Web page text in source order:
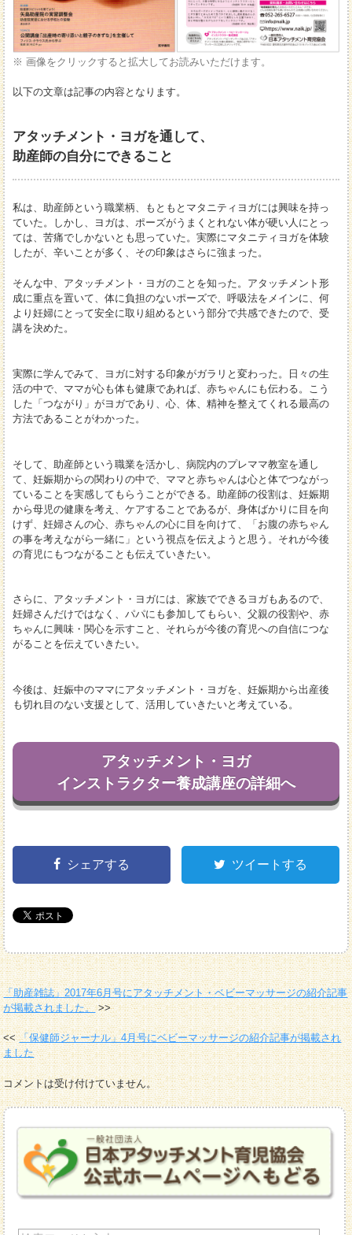
※ 画像をクリックすると拡大してお読みいただけます。
以下の文章は記事の内容となります。
アタッチメント・ヨガを通して、
助産師の自分にできること
私は、助産師という職業柄、もともとマタニティヨガには興味を持っ
ていた。しかし、ヨガは、ポーズがうまくとれない体が硬い人にとっ
ては、苦痛でしかないとも思っていた。実際にマタニティヨガを体験
したが、辛いことが多く、その印象はさらに強まった。
そんな中、アタッチメント・ヨガのことを知った。アタッチメント形
成に重点を置いて、体に負担のないポーズで、呼吸法をメインに、何
より妊婦にとって安全に取り組めるという部分で共感できたので、受
講を決めた。
実際に学んでみて、ヨガに対する印象がガラリと変わった。日々の生
活の中で、ママが心も体も健康であれば、赤ちゃんにも伝わる。こう
した「つながり」がヨガであり、心、体、精神を整えてくれる最高の
方法であることがわかった。
そして、助産師という職業を活かし、病院内のプレママ教室を通し
て、妊娠期からの関わりの中で、ママと赤ちゃんは心と体でつながっ
ていることを実感してもらうことができる。助産師の役割は、妊娠期
から母児の健康を考え、ケアすることであるが、身体ばかりに目を向
けず、妊婦さんの心、赤ちゃんの心に目を向けて、「お腹の赤ちゃん
の事を考えながら一緒に」という視点を伝えようと思う。それが今後
の育児にもつながることも伝えていきたい。
さらに、アタッチメント・ヨガには、家族でできるヨガもあるので、
妊婦さんだけではなく、パパにも参加してもらい、父親の役割や、赤
ちゃんに興味・関心を示すこと、それらが今後の育児への自信につな
がることを伝えていきたい。
今後は、妊娠中のママにアタッチメント・ヨガを、妊娠期から出産後
も切れ目のない支援として、活用していきたいと考えている。
アタッチメント・ヨガ
インストラクター養成講座の詳細へ
シェアする ツイートする
「助産雑誌」2017年6月号にアタッチメント・ベビーマッサージの紹介記事
が掲載されました。
「保健師ジャーナル」4月号にベビーマッサージの紹介記事が掲載され
ました
コメントは受け付けていません。